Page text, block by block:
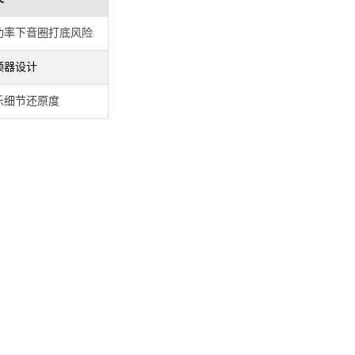
率下音圈打底风险
器设计
细节还原度